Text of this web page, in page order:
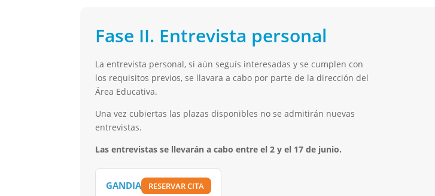
Fase II. Entrevista personal
La entrevista personal, si aún seguís interesadas y se cumplen con
los requisitos previos, se llavara a cabo por parte de la dirección del
Área Educativa.
Una vez cubiertas las plazas disponibles no se admitirán nuevas
entrevistas.
Las entrevistas se llevarán a cabo entre el 2 y el 17 de junio.
GANDIA RESERVAR CITA